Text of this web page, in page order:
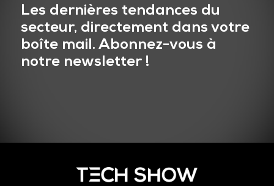
Les dernières tendances du
secteur, directement dans votre
boîte mail. Abonnez-vous à
notre newsletter !